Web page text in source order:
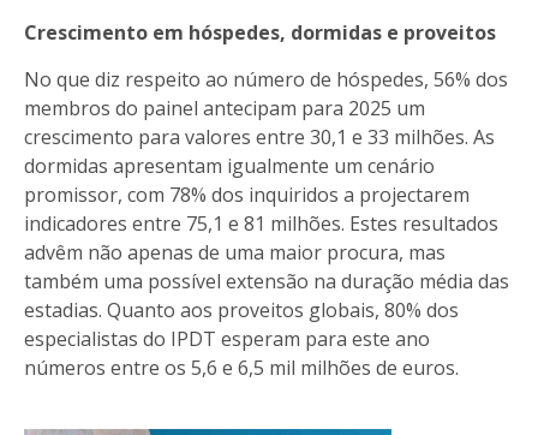
Crescimento em hóspedes, dormidas e proveitos
No que diz respeito ao número de hóspedes, 56% dos
membros do painel antecipam para 2025 um
crescimento para valores entre 30,1 e 33 milhões. As
dormidas apresentam igualmente um cenário
promissor, com 78% dos inquiridos a projectarem
indicadores entre 75,1 e 81 milhões. Estes resultados
advêm não apenas de uma maior procura, mas
também uma possível extensão na duração média das
estadias. Quanto aos proveitos globais, 80% dos
especialistas do IPDT esperam para este ano
números entre os 5,6 e 6,5 mil milhões de euros.